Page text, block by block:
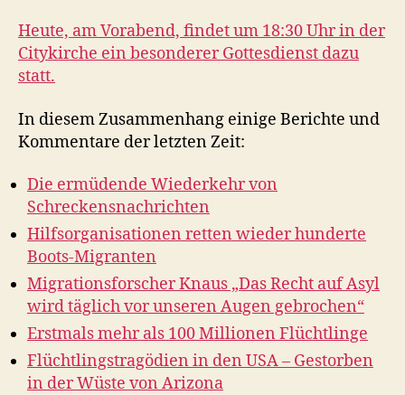
Heute, am Vorabend, findet um 18:30 Uhr in der
Citykirche ein besonderer Gottesdienst dazu
statt.
In diesem Zusammenhang einige Berichte und
Kommentare der letzten Zeit:
Die ermüdende Wiederkehr von
Schreckensnachrichten
Hilfsorganisationen retten wieder hunderte
Boots-Migranten
Migrationsforscher Knaus „Das Recht auf Asyl
wird täglich vor unseren Augen gebrochen“
Erstmals mehr als 100 Millionen Flüchtlinge
Flüchtlingstragödien in den USA – Gestorben
in der Wüste von Arizona